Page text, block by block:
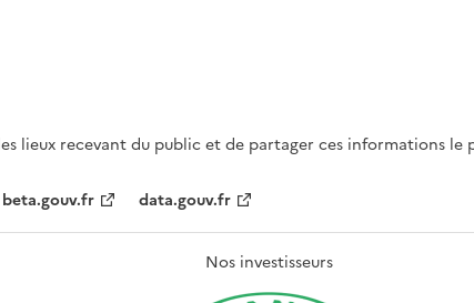
lieux recevant du public et de partager ces informations le
beta.gouv.fr data.gouv.fr
Nos investisseurs